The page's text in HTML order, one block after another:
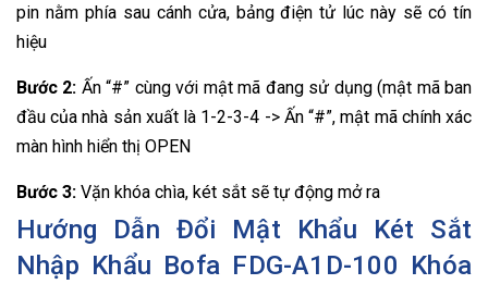
pin nằm phía sau cánh cửa, bảng điện tử lúc này sẽ có tín
hiệu
Bước 2: Ấn “#” cùng với mật mã đang sử dụng (mật mã ban
đầu của nhà sản xuất là 1-2-3-4 -> Ấn “#”, mật mã chính xác
màn hình hiển thị OPEN
Bước 3: Vặn khóa chìa, két sắt sẽ tự động mở ra
Hướng Dẫn Đổi Mật Khẩu Két Sắt
Nhập Khẩu Bofa FDG-A1D-100 Khóa